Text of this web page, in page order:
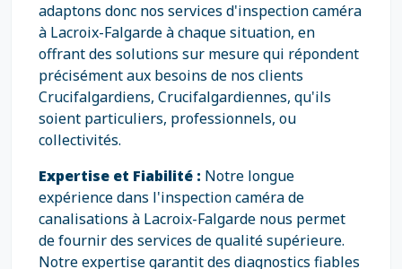
adaptons donc nos services d'inspection caméra
à Lacroix-Falgarde à chaque situation, en
offrant des solutions sur mesure qui répondent
précisément aux besoins de nos clients
Crucifalgardiens, Crucifalgardiennes, qu'ils
soient particuliers, professionnels, ou
collectivités.
Expertise et Fiabilité : Notre longue
expérience dans l'inspection caméra de
canalisations à Lacroix-Falgarde nous permet
de fournir des services de qualité supérieure.
Notre expertise garantit des diagnostics fiables